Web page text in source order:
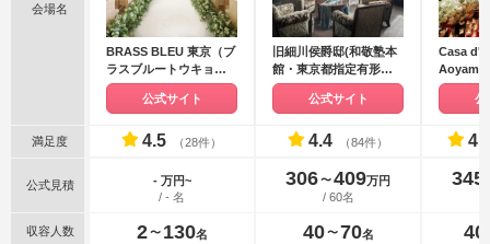
会場名
BRASS BLEU 東京（ブ
ラスブルートウキョ
ウ）●BRASSグループ
公式サイト
旧細川侯爵邸(和敬塾本
館・東京都指定有形文
化財)
公式サイト
Casa d'
Aoyama
ンジェラ
公
満足度 4.5 （28件） 4.4 （84件）
公式見積
- 万円~
/ - 名
306〜409万円
/ 60名
345
収容人数 2 〜 130名 40 〜 70名 40